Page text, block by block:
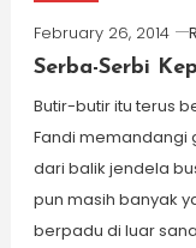
February 26, 2014
Serba-Serbi
Butir-butir itu terus
Fandi memandangi
dari balik jendela
pun masih banyak
berpadu di luar